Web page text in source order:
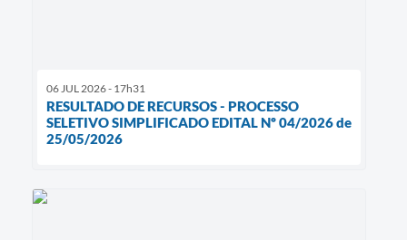
06 JUL 2026 - 17h31
RESULTADO DE RECURSOS - PROCESSO
SELETIVO SIMPLIFICADO EDITAL Nº 04/2026 de
25/05/2026